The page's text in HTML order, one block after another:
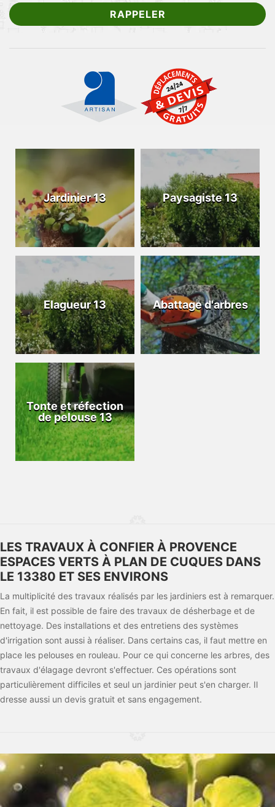
Jardinier 13 Paysagiste 13
Elagueur 13 Abattage d'arbres
Tonte et réfection
de pelouse 13
LES TRAVAUX À CONFIER À PROVENCE
ESPACES VERTS À PLAN DE CUQUES DANS
LE 13380 ET SES ENVIRONS
La multiplicité des travaux réalisés par les jardiniers est à remarquer.
En fait, il est possible de faire des travaux de désherbage et de
nettoyage. Des installations et des entretiens des systèmes
d'irrigation sont aussi à réaliser. Dans certains cas, il faut mettre en
place les pelouses en rouleau. Pour ce qui concerne les arbres, des
travaux d'élagage devront s'effectuer. Ces opérations sont
particulièrement difficiles et seul un jardinier peut s'en charger. Il
dresse aussi un devis gratuit et sans engagement.